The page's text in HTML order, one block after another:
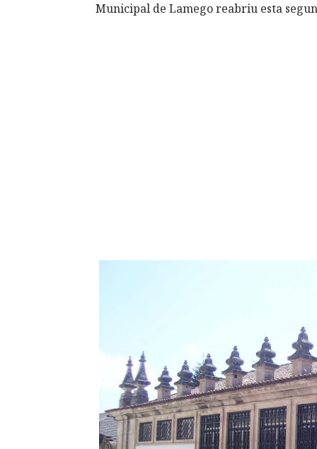
Municipal de Lamego reabriu esta